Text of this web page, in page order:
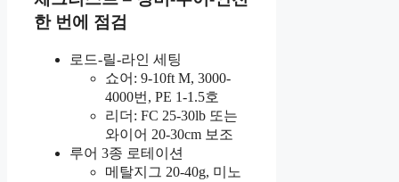
한 번에 점검
로드-릴-라인 세팅
쇼어: 9-10ft M, 3000-
4000번, PE 1-1.5호
리더: FC 25-30lb 또는
와이어 20-30cm 보조
루어 3종 로테이션
메탈지그 20-40g, 미노